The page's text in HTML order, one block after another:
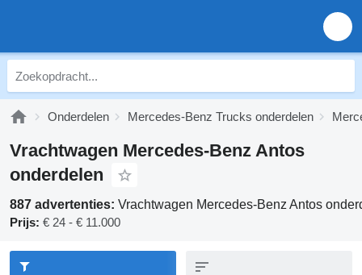
Onderdelen Mercedes-Benz Trucks onderdelen
Vrachtwagen Mercedes-Benz Antos
onderdelen
887 advertenties: Vrachtwagen Mercedes-Benz Antos
Prijs: € 24 - € 11.000